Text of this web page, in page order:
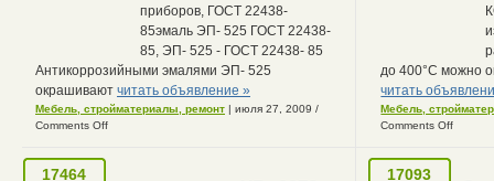
приборов, ГОСТ 22438-
85эмаль ЭП- 525 ГОСТ 22438-
85, ЭП- 525 - ГОСТ 22438- 85
Антикоррозийными эмалями ЭП- 525
окрашивают читать объявление »
Мебель, стройматериалы, ремонт | июля 27, 2009 /
Comments Off
до 400°С можно
читать
Мебель,
Comments Off
17464 17093